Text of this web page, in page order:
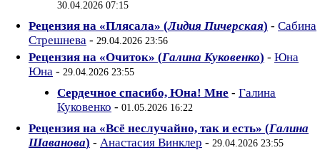
30.04.2026 07:15
Рецензия на «Плясала» (Лидия Пичерская) - Сабина
Стрешнева - 29.04.2026 23:56
Рецензия на «Очиток» (Галина Куковенко) - Юна
Юна - 29.04.2026 23:55
Сердечное спасибо, Юна! Мне - Галина
Куковенко - 01.05.2026 16:22
Рецензия на «Всё неслучайно, так и есть» (Галина
Шаванова) - Анастасия Винклер - 29.04.2026 23:55